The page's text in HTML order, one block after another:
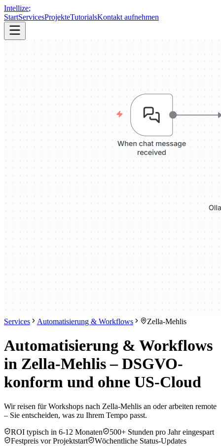
Intellize;
StartServicesProjekteTutorialsKontakt aufnehmen
Services Automatisierung & Workflows Zella-Mehlis
Automatisierung & Workflows
in Zella-Mehlis – DSGVO-
konform und ohne US-Cloud
Wir reisen für Workshops nach Zella-Mehlis an oder arbeiten remote
– Sie entscheiden, was zu Ihrem Tempo passt.
ROI typisch in 6-12 Monaten
500+ Stunden pro Jahr eingespart
Festpreis vor Projektstart
Wöchentliche Status-Updates